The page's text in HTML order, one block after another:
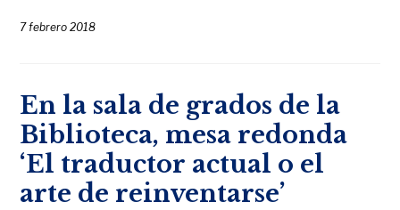
7 febrero 2018
En la sala de grados de la
Biblioteca, mesa redonda
‘El traductor actual o el
arte de reinventarse’